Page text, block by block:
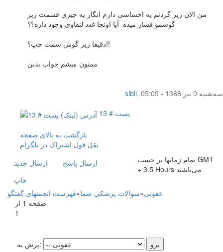
من الان زیر گردنم یه احساسی دارم انگار یه چیزی قسمت زیر
گوشمو فشار میده آیا اونجا غدد لنفاوی وجود داره؟؟
دقیقا زیر گوش سمت چپ؟!!
ممنون میشم جواب بدبن
sibil,
سه‌شنبه 9 تیر 1388 - 05:05
پست # 13
بازگشت به بالای صفحه
نقل قول اشتراک در تلگرام
ارسال جديد
ارسال پاسخ
چاپ
تمام زمانها بر حسب GMT
+ 3.5 Hours می‌باشند
فهرست انجمنهای گفتگو»سوالات پزشکي شما»عفونی
صفحه 1 از
1
پرش به: